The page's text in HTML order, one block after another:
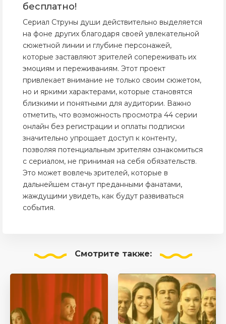
бесплатно!
Сериал Струны души действительно выделяется
на фоне других благодаря своей увлекательной
сюжетной линии и глубине персонажей,
которые заставляют зрителей сопереживать их
эмоциям и переживаниям. Этот проект
привлекает внимание не только своим сюжетом,
но и яркими характерами, которые становятся
близкими и понятными для аудитории. Важно
отметить, что возможность просмотра 44 серии
онлайн без регистрации и оплаты подписки
значительно упрощает доступ к контенту,
позволяя потенциальным зрителям ознакомиться
с сериалом, не принимая на себя обязательств.
Это может вовлечь зрителей, которые в
дальнейшем станут преданными фанатами,
жаждущими увидеть, как будут развиваться
события.
Смотрите также: